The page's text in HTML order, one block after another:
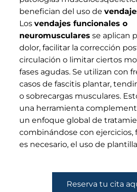
benefician del uso de
Los vendajes funcionales o
neuromusculares se aplican
dolor, facilitar la corrección
circulación o limitar ciertos
fases agudas. Se utilizan con
casos de fascitis plantar,
o sobrecargas musculares.
una herramienta
un enfoque global de
combinándose con ejercicios,
es necesario, el uso de
Reserva tu cita